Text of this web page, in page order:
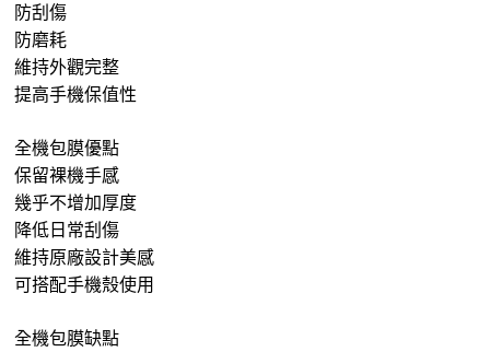
防刮傷
防磨耗
維持外觀完整
提高手機保值性
全機包膜優點
保留裸機手感
幾乎不增加厚度
降低日常刮傷
維持原廠設計美感
可搭配手機殼使用
全機包膜缺點